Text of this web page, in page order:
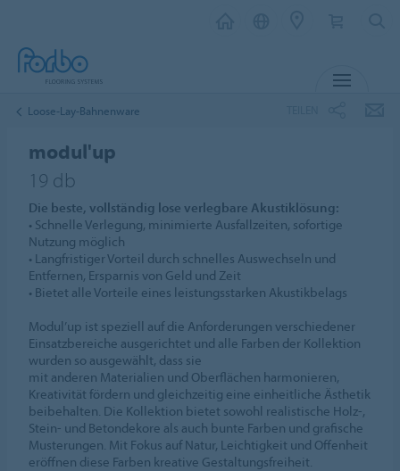
Loose-Lay-Bahnenware
modul'up
19 db
Die beste, vollständig lose verlegbare Akustiklösung:
• Schnelle Verlegung, minimierte Ausfallzeiten, sofortige
Nutzung möglich
• Langfristiger Vorteil durch schnelles Auswechseln und
Entfernen, Ersparnis von Geld und Zeit
• Bietet alle Vorteile eines leistungsstarken Akustikbelags
Modul’up ist speziell auf die Anforderungen verschiedener
Einsatzbereiche ausgerichtet und alle Farben der Kollektion
wurden so ausgewählt, dass sie
mit anderen Materialien und Oberflächen harmonieren,
Kreativität fördern und gleichzeitig eine einheitliche Ästhetik
beibehalten. Die Kollektion bietet sowohl realistische Holz-,
Stein- und Betondekore als auch bunte Farben und grafische
Musterungen. Mit Fokus auf Natur, Leichtigkeit und Offenheit
eröffnen diese Farben kreative Gestaltungsfreiheit.